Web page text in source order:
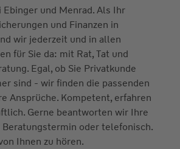
und Menrad. Als Ihr
und Finanzen in
wir jederzeit und in allen
für Sie da: mit Rat, Tat und
Egal, ob Sie Privatkunde
sind - wir finden die passenden
Ansprüche. Kompetent, erfahren
Gerne beantworten wir Ihre
Beratungstermin oder telefonisch.
Ihnen zu hören.